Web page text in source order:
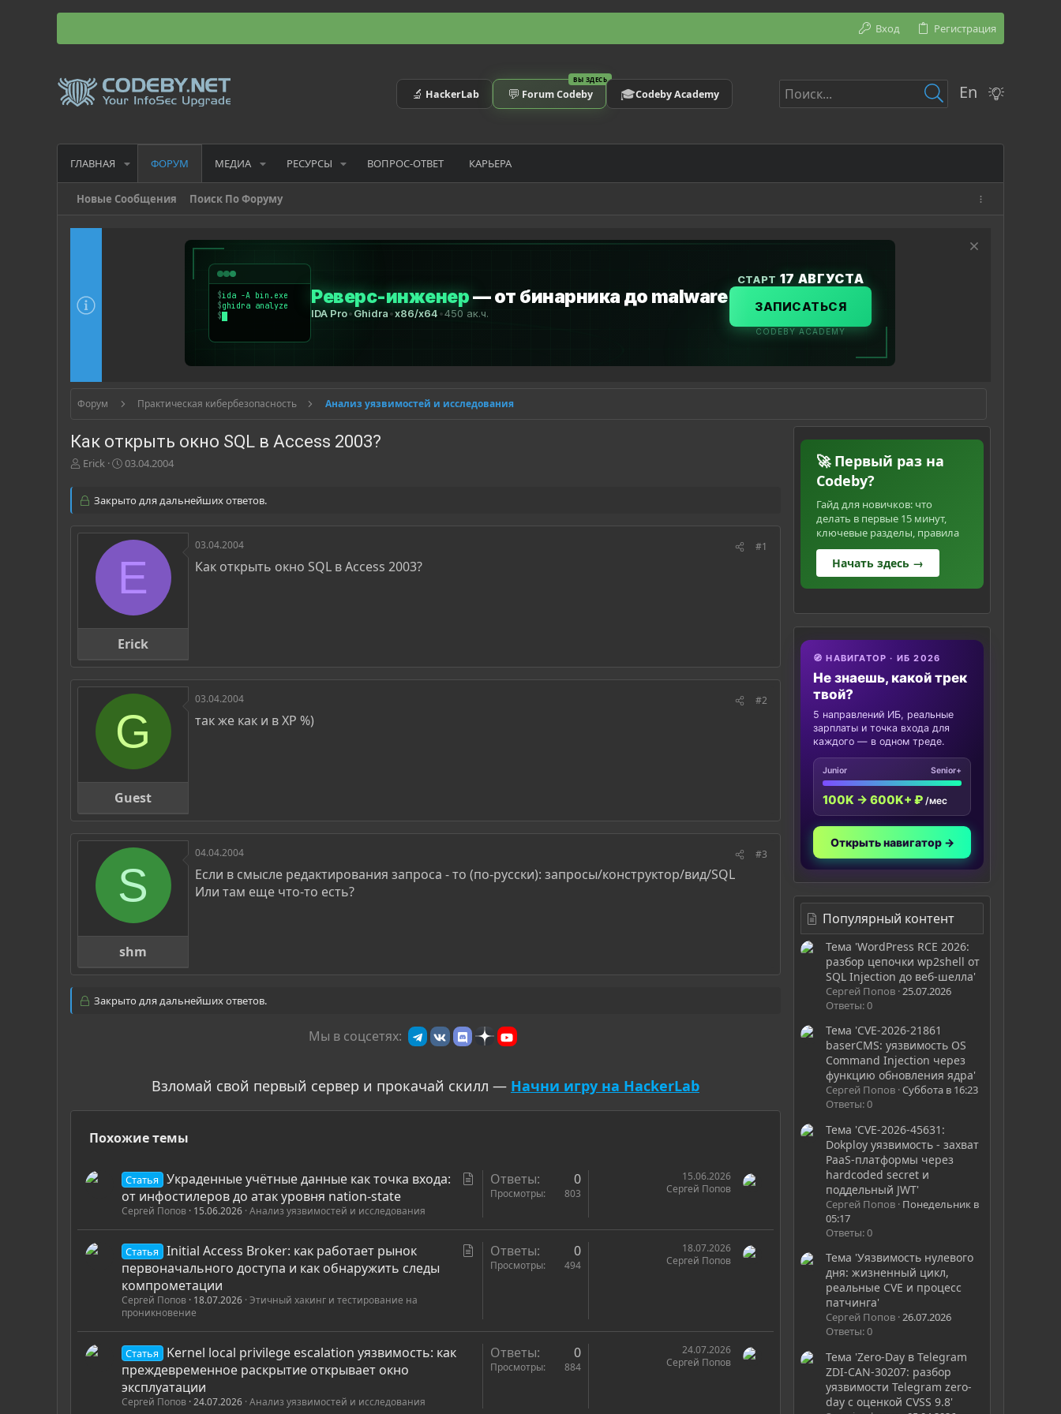
Вход Регистрация
🔬 HackerLab
ВЫ ЗДЕСЬ
💬 Forum Codeby 🎓Codeby Academy En
ГЛАВНАЯ ФОРУМ МЕДИА РЕСУРСЫ ВОПРОС-ОТВЕТ КАРЬЕРА
Новые Сообщения Поиск По Форуму
Форум Практическая кибербезопасность Анализ уязвимостей и исследования
Как открыть окно SQL в Access 2003?
А
о
т
Erick
Д
а
а
а
л
а
03.04.2004
Закрыто для дальнейших ответов.
E
Erick
03.04.2004 #1
Как открыть окно SQL в Access 2003?
G
Guest
03.04.2004 #2
так же как и в XP %)
S
shm
04.04.2004 #3
Если в смысле редактирования запроса - то (по-русски): запросы/конструктор/вид/SQL
Или там еще что-то есть?
Закрыто для дальнейших ответов.
Мы в соцсетях:
Взломай свой первый сервер и прокачай скилл — Начни игру на HackerLab
Похожие темы
т
Статья
Украденные учётные данные как точка входа:
от инфостилеров до атак уровня nation-state
Сергей Попов 15.06.2026 Анализ уязвимостей и исследования
Ответы 0
Просмотры 803
15.06.2026
Сергей Попов
я
Статья
Initial Access Broker: как работает рынок
первоначального доступа и как обнаружить следы
компрометации
Сергей Попов 18.07.2026 Этичный хакинг и тестирование на
проникновение
Ответы 0
Просмотры 494
18.07.2026
Сергей Попов
Статья
Kernel local privilege escalation уязвимость: как
преждевременное раскрытие открывает окно
эксплуатации
Сергей Попов 24.07.2026 Анализ уязвимостей и исследования
Ответы 0
Просмотры 884
24.07.2026
Сергей Попов
🚀 Первый раз на
Codeby?
Гайд для новичков: что
делать в первые 15 минут,
ключевые разделы, правила
Начать здесь →
🧭 НАВИГАТОР · ИБ 2026
Не знаешь, какой трек
твой?
5 направлений ИБ, реальные
зарплаты и точка входа для
каждого — в одном треде.
Junior Senior+
100K → 600K+ ₽ /мес
Открыть навигатор →
Популярный контент
Тема 'WordPress RCE 2026:
разбор цепочки wp2shell от
SQL Injection до веб-шелла'
Сергей Попов 25.07.2026
Ответы: 0
Тема 'CVE-2026-21861
baserCMS: уязвимость OS
Command Injection через
функцию обновления ядра'
Сергей Попов Суббота в 16:23
Ответы: 0
Тема 'CVE-2026-45631:
Dokploy уязвимость - захват
PaaS-платформы через
hardcoded secret и
поддельный JWT'
Сергей Попов Понедельник в
05:17
Ответы: 0
Тема 'Уязвимость нулевого
дня: жизненный цикл,
реальные CVE и процесс
патчинга'
Сергей Попов 26.07.2026
Ответы: 0
Тема 'Zero-Day в Telegram
ZDI-CAN-30207: разбор
уязвимости Telegram zero-
day с оценкой CVSS 9.8'